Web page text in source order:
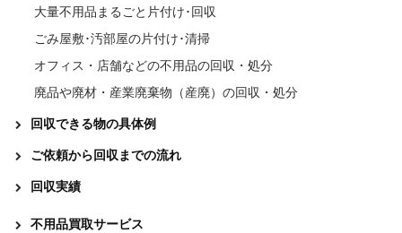
大量不用品まるごと片付け･回収
ごみ屋敷･汚部屋の片付け･清掃
オフィス・店舗などの不用品の回収・処分
廃品や廃材・産業廃棄物（産廃）の回収・処分
回収できる物の具体例
ご依頼から回収までの流れ
回収実績
不用品買取サービス